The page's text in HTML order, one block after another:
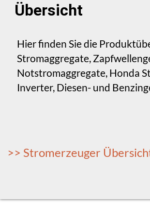
Übersicht
Hier finden Sie die
Stromaggregate,
Notstromaggregate, Honda
Inverter, Diesen- und
>> Stromerzeuger